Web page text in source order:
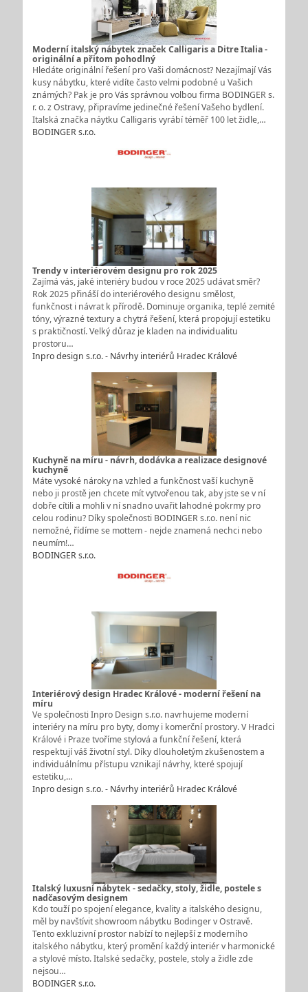
Moderní italský nábytek značek Calligaris a Ditre Italia -
originální a přitom pohodlný
Hledáte originální řešení pro Vaši domácnost? Nezajímají Vás
kusy nábytku, které vidíte často velmi podobné u Vašich
známých? Pak je pro Vás správnou volbou firma BODINGER s.
r. o. z Ostravy, připravíme jedinečné řešení Vašeho bydlení.
Italská značka náytku Calligaris vyrábí téměř 100 let židle,…
BODINGER s.r.o.
Trendy v interiérovém designu pro rok 2025
Zajímá vás, jaké interiéry budou v roce 2025 udávat směr?
Rok 2025 přináší do interiérového designu smělost,
funkčnost i návrat k přírodě. Dominuje organika, teplé zemité
tóny, výrazné textury a chytrá řešení, která propojují estetiku
s praktičností. Velký důraz je kladen na individualitu
prostoru…
Inpro design s.r.o. - Návrhy interiérů Hradec Králové
Kuchyně na míru - návrh, dodávka a realizace designové
kuchyně
Máte vysoké nároky na vzhled a funkčnost vaší kuchyně
nebo ji prostě jen chcete mít vytvořenou tak, aby jste se v ní
dobře cítili a mohli v ní snadno uvařit lahodné pokrmy pro
celou rodinu? Díky společnosti BODINGER s.r.o. není nic
nemožné, řídíme se mottem - nejde znamená nechci nebo
neumím!…
BODINGER s.r.o.
Interiérový design Hradec Králové - moderní řešení na
míru
Ve společnosti Inpro Design s.r.o. navrhujeme moderní
interiéry na míru pro byty, domy i komerční prostory. V Hradci
Králové i Praze tvoříme stylová a funkční řešení, která
respektují váš životní styl. Díky dlouholetým zkušenostem a
individuálnímu přístupu vznikají návrhy, které spojují
estetiku,…
Inpro design s.r.o. - Návrhy interiérů Hradec Králové
Italský luxusní nábytek - sedačky, stoly, židle, postele s
nadčasovým designem
Kdo touží po spojení elegance, kvality a italského designu,
měl by navštívit showroom nábytku Bodinger v Ostravě.
Tento exkluzivní prostor nabízí to nejlepší z moderního
italského nábytku, který promění každý interiér v harmonické
a stylové místo. Italské sedačky, postele, stoly a židle zde
nejsou…
BODINGER s.r.o.